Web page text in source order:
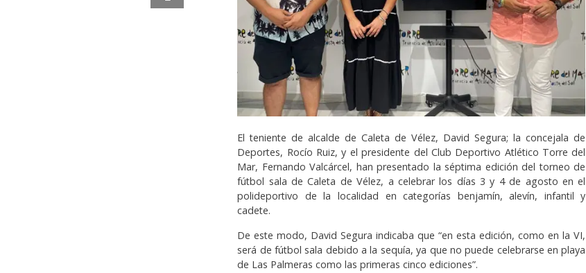
El teniente de alcalde de Caleta de Vélez, David Segura; la concejala de
Deportes, Rocío Ruiz, y el presidente del Club Deportivo Atlético Torre del
Mar, Fernando Valcárcel, han presentado la séptima edición del torneo de
fútbol sala de Caleta de Vélez, a celebrar los días 3 y 4 de agosto en el
polideportivo de la localidad en categorías benjamín, alevín, infantil y
cadete.
De este modo, David Segura indicaba que “en esta edición, como en la VI,
será de fútbol sala debido a la sequía, ya que no puede celebrarse en playa
de Las Palmeras como las primeras cinco ediciones”.